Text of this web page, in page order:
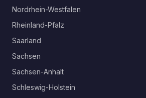
Nordrhein-Westfalen
Rheinland-Pfalz
Saarland
Sachsen
Sachsen-Anhalt
Schleswig-Holstein